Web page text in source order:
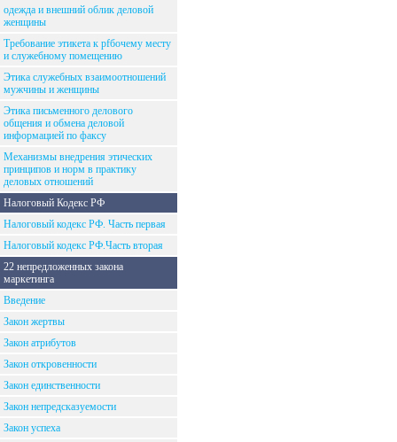
одежда и внешний облик деловой
женщины
Требование этикета к рfбочему месту
и служебному помещению
Этика служебных взаимоотношений
мужчины и женщины
Этика письменного делового
общения и обмена деловой
информацией по факсу
Механизмы внедрения этических
принципов и норм в практику
деловых отношений
Налоговый Кодекс РФ
Налоговый кодекс РФ. Часть первая
Налоговый кодекс РФ.Часть вторая
22 непредложенных закона
маркетинга
Введение
Закон жертвы
Закон атрибутов
Закон откровенности
Закон единственности
Закон непредсказуемости
Закон успеха